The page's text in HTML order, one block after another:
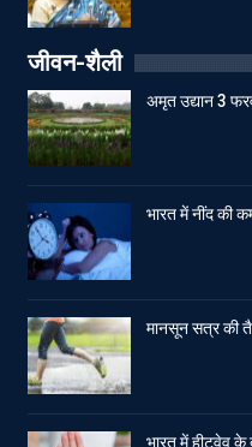
जीवन-शैली
अमृत उद्यान 3
भारत में नींद की
मानसून सत्र की
भारत में हीटवेव के